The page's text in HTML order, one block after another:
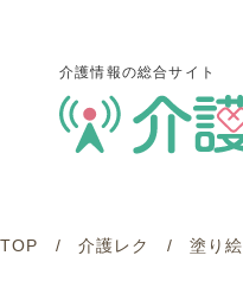
介護情報の総合サイト
介護情報の総合サイト
TOP 介護レク 塗り絵